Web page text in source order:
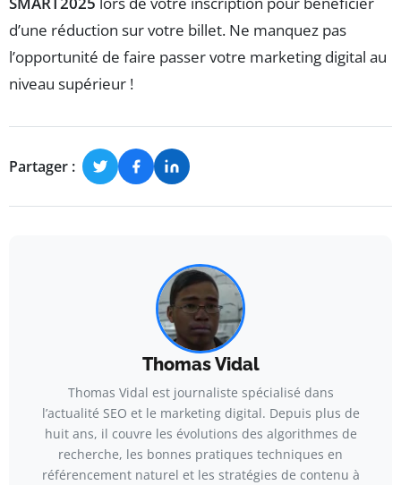
d’une réduction sur votre billet. Ne manquez pas
l’opportunité de faire passer votre marketing digital au
niveau supérieur !
Partager :
Thomas Vidal
Thomas Vidal est journaliste spécialisé dans
l’actualité SEO et le marketing digital. Depuis plus de
huit ans, il couvre les évolutions des algorithmes de
recherche, les bonnes pratiques techniques en
référencement naturel et les stratégies de contenu à